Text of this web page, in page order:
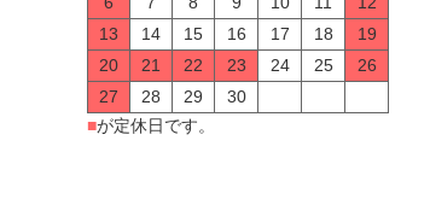
13
14 15 16 17 18
19
20
21 22 23 24 25
26
27
28 29
30
■が定休日です。